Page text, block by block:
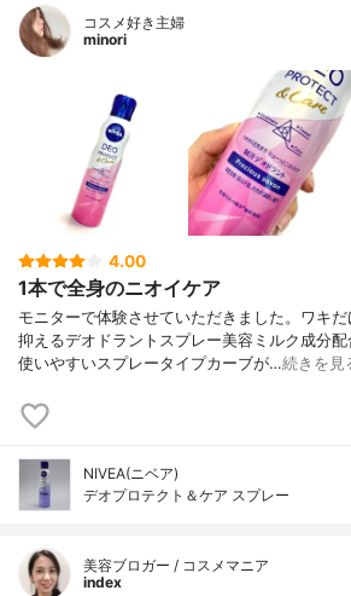
コスメ好き主婦
minori
4.00
1本で全身のニオイケア
モニターで体験させていただきました。ワキ
抑えるデオドラントスプレー美容ミルク成分
使いやすいスプレータイプカーブが…続きを見
NIVEA(ニベア)
デオプロテクト＆ケア スプレー
美容ブロガー / コスメマニア
index